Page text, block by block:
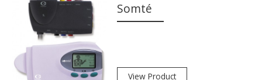
Somté
View Product